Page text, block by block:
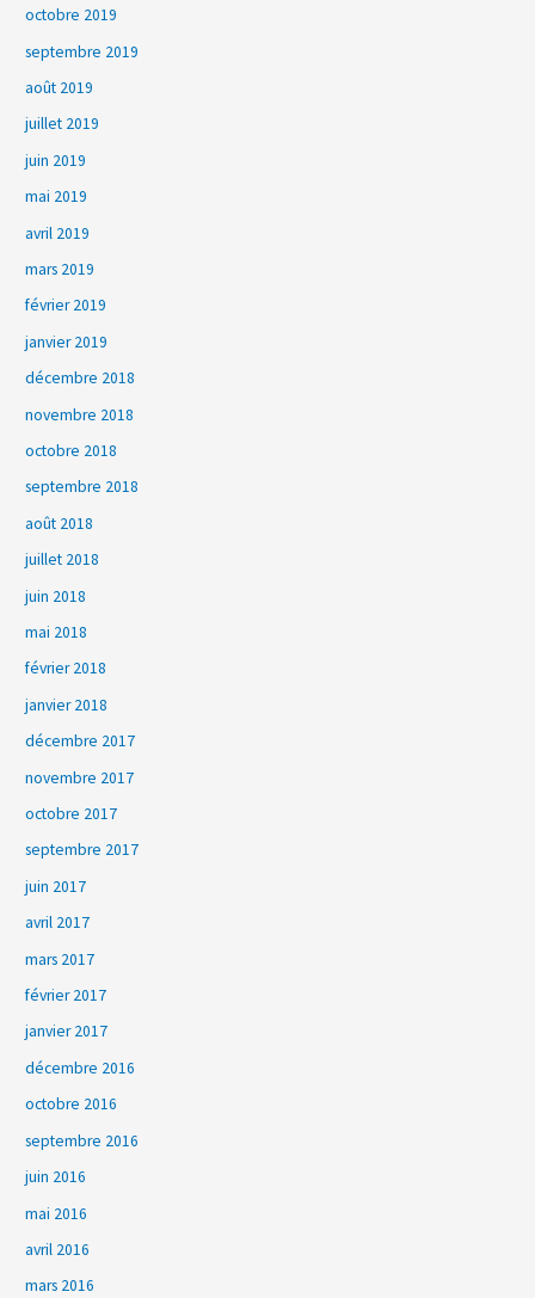
octobre 2019
septembre 2019
août 2019
juillet 2019
juin 2019
mai 2019
avril 2019
mars 2019
février 2019
janvier 2019
décembre 2018
novembre 2018
octobre 2018
septembre 2018
août 2018
juillet 2018
juin 2018
mai 2018
février 2018
janvier 2018
décembre 2017
novembre 2017
octobre 2017
septembre 2017
juin 2017
avril 2017
mars 2017
février 2017
janvier 2017
décembre 2016
octobre 2016
septembre 2016
juin 2016
mai 2016
avril 2016
mars 2016